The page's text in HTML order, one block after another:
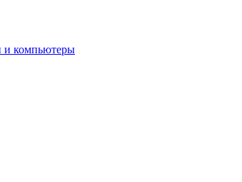
и компьютеры